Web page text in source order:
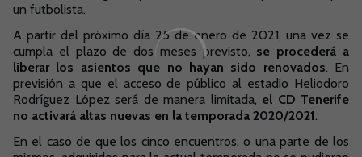
un futbolista.
A partir del próximo día 25 de enero de 2021, una vez se
cumpla el plazo de dos meses previsto, se procederá a
liberar los asientos que no hayan sido renovados. En
previsión a que el acceso de público al estadio Heliodoro
Rodríguez López será de manera limitada, el CD Tenerife
no activará altas nuevas en la temporada 2020/2021.
En el caso de que los cinco encuentros, o una parte de los